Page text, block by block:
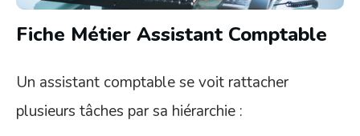
Fiche Métier Assistant Comptable
Un assistant comptable se voit rattacher
plusieurs tâches par sa hiérarchie :